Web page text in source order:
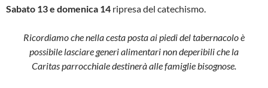
Sabato 13 e domenica 14 ripresa del catechismo.
Ricordiamo che nella cesta posta ai piedi del tabernacolo è
possibile lasciare generi alimentari non deperibili che la
Caritas parrocchiale destinerà alle famiglie bisognose.